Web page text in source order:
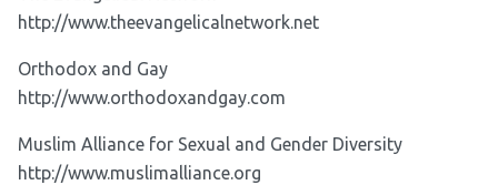
http://www.theevangelicalnetwork.net
Orthodox and Gay
http://www.orthodoxandgay.com
Muslim Alliance for Sexual and Gender Diversity
http://www.muslimalliance.org